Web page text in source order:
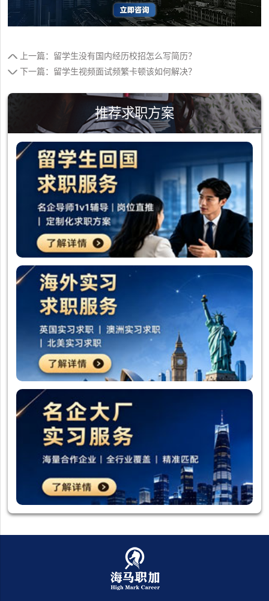
上一篇：留学生没有国内经历校招怎么写简历？
下一篇：留学生视频面试频繁卡顿该如何解决？
推荐求职方案